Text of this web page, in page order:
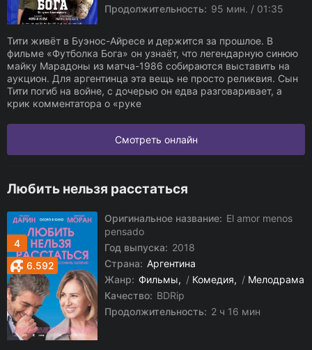
Продолжительность: 95 мин. / 01:35
Тити живёт в Буэнос-Айресе и держится за прошлое. В
фильме «Футболка Бога» он узнаёт, что легендарную синюю
майку Марадоны из матча-1986 собираются выставить на
аукцион. Для аргентинца эта вещь не просто реликвия. Сын
Тити погиб на войне, с дочерью он едва разговаривает, а
крик комментатора о «руке
Смотреть онлайн
Любить нельзя расстаться
4
6.592
Оригинальное название: El amor menos
pensado
Год выпуска: 2018
Страна: Аргентина
Жанр: Фильмы / Комедия / Мелодрама
Качество: BDRip
Продолжительность: 2 ч 16 мин